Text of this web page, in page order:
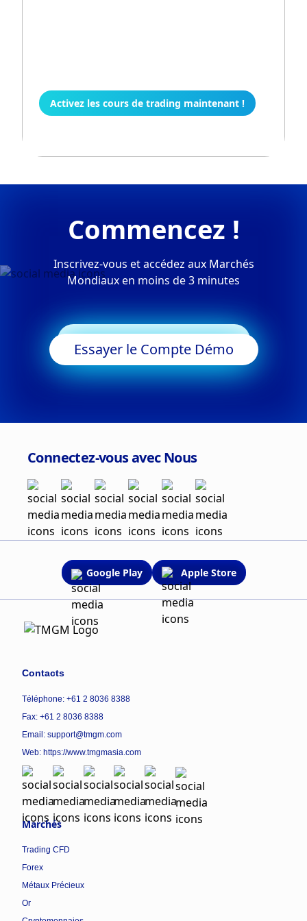
Activez les cours de trading maintenant !
Commencez !
Inscrivez-vous et accédez aux Marchés
Mondiaux en moins de 3 minutes
Commencer à Trader
Essayer le Compte Démo
Connectez-vous avec Nous
Google Play Apple Store
Contacts
Téléphone: +61 2 8036 8388
Fax: +61 2 8036 8388
Email: support@tmgm.com
Web: https://www.tmgmasia.com
Marchés
Trading CFD
Forex
Métaux Précieux
Or